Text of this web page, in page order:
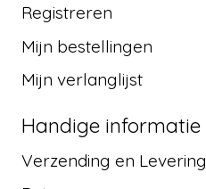
Registreren
Mijn bestellingen
Mijn verlanglijst
Handige informatie
Verzending en Levering